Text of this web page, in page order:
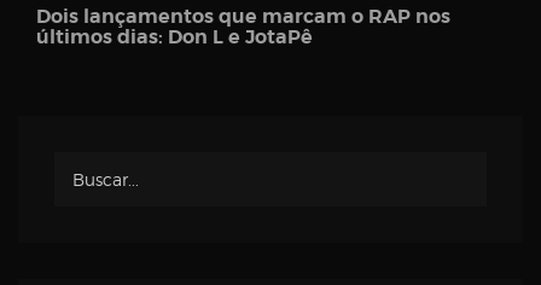
Username
Dois lançamentos que marcam o RAP nos
últimos dias: Don L e JotaPê